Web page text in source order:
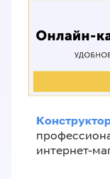
интернет-